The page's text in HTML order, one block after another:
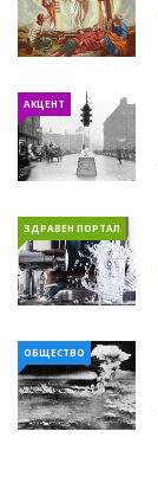
АКЦЕНТ
ЗДРАВЕН ПОРТАЛ
ОБЩЕСТВО